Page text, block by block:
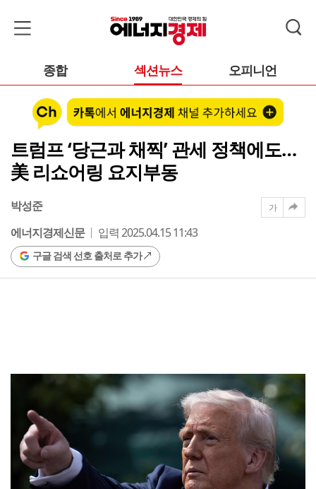
종합 섹션뉴스 오피니언
트럼프 ‘당근과 채찍’ 관세 정책에도…
美 리쇼어링 요지부동
박성준
에너지경제신문
입력 2025.04.15 11:43
구글 검색 선호 출처로 추가
가